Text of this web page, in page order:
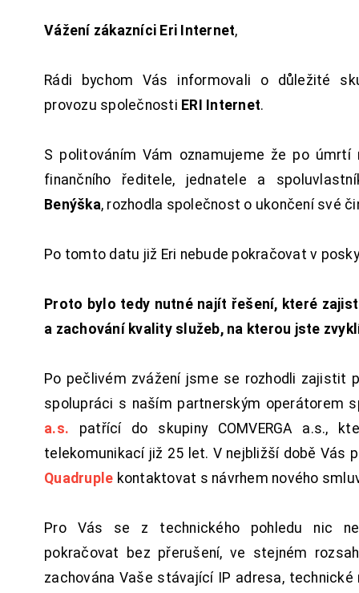
Vážení zákazníci Eri Internet,
Rádi bychom Vás informovali o důležité
provozu společnosti ERI Internet.
S politováním Vám oznamujeme že po úmrtí
finančního ředitele, jednatele a
Benýška, rozhodla společnost o ukončení své
Po tomto datu již Eri nebude pokračovat v
Proto bylo tedy nutné najít řešení, které
a zachování kvality služeb, na kterou jste
Po pečlivém zvážení jsme se rozhodli zajistit
spolupráci s naším partnerským operátorem
a.s. patřící do skupiny COMVERGA a.s.,
telekomunikací již 25 let. V nejbližší době Vás
Quadruple kontaktovat s návrhem nového
Pro Vás se z technického pohledu nic
pokračovat bez přerušení, ve stejném
zachována Vaše stávající IP adresa, technické